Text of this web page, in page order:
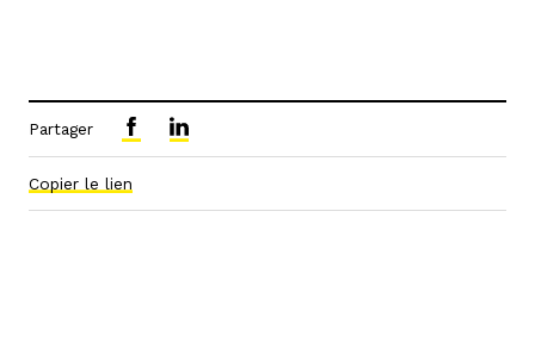
Partager
Copier le lien